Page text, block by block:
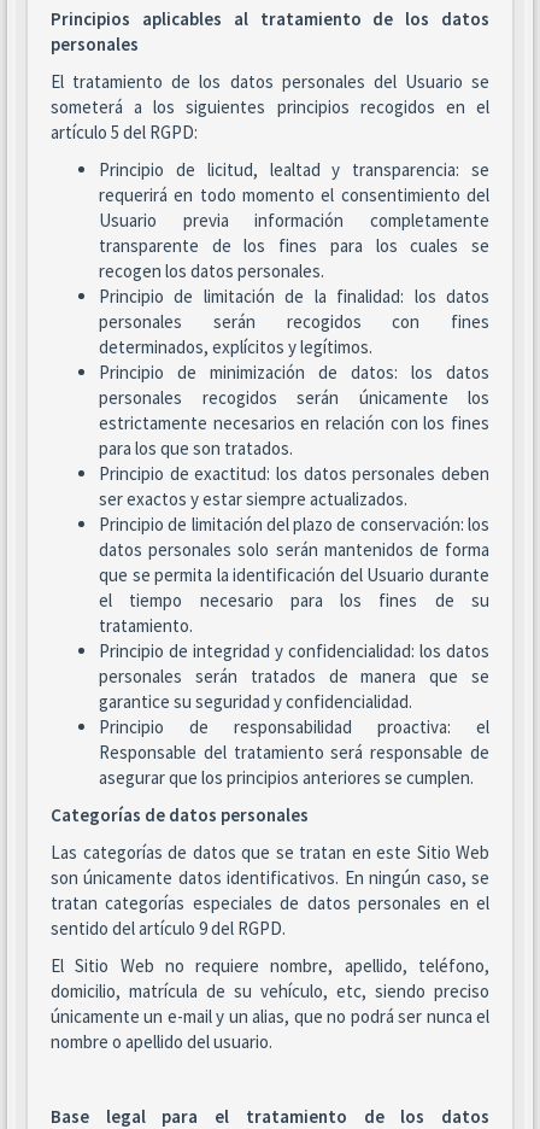
Principios aplicables al tratamiento de los datos
personales
El tratamiento de los datos personales del Usuario se
someterá a los siguientes principios recogidos en el
artículo 5 del RGPD:
Principio de licitud, lealtad y transparencia: se
requerirá en todo momento el consentimiento del
Usuario previa información completamente
transparente de los fines para los cuales se
recogen los datos personales.
Principio de limitación de la finalidad: los datos
personales serán recogidos con fines
determinados, explícitos y legítimos.
Principio de minimización de datos: los datos
personales recogidos serán únicamente los
estrictamente necesarios en relación con los fines
para los que son tratados.
Principio de exactitud: los datos personales deben
ser exactos y estar siempre actualizados.
Principio de limitación del plazo de conservación: los
datos personales solo serán mantenidos de forma
que se permita la identificación del Usuario durante
el tiempo necesario para los fines de su
tratamiento.
Principio de integridad y confidencialidad: los datos
personales serán tratados de manera que se
garantice su seguridad y confidencialidad.
Principio de responsabilidad proactiva: el
Responsable del tratamiento será responsable de
asegurar que los principios anteriores se cumplen.
Categorías de datos personales
Las categorías de datos que se tratan en este Sitio Web
son únicamente datos identificativos. En ningún caso, se
tratan categorías especiales de datos personales en el
sentido del artículo 9 del RGPD.
El Sitio Web no requiere nombre, apellido, teléfono,
domicilio, matrícula de su vehículo, etc, siendo preciso
únicamente un e-mail y un alias, que no podrá ser nunca el
nombre o apellido del usuario.
Base legal para el tratamiento de los datos